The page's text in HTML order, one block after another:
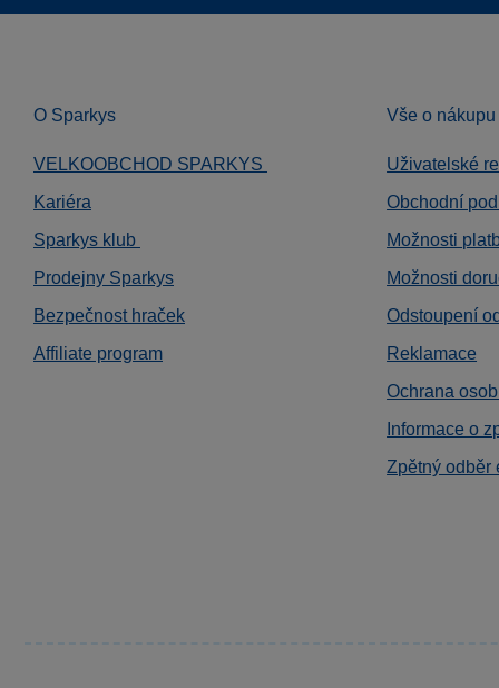
O Sparkys
VELKOOBCHOD SPARKYS
Kariéra
Sparkys klub
Prodejny Sparkys
Bezpečnost hraček
Affiliate program
Vše o nákupu
Uživatelské
Obchodní
Možnosti
Možnosti
Odstoupení
Reklamace
Ochrana
Informace o
Zpětný odběr